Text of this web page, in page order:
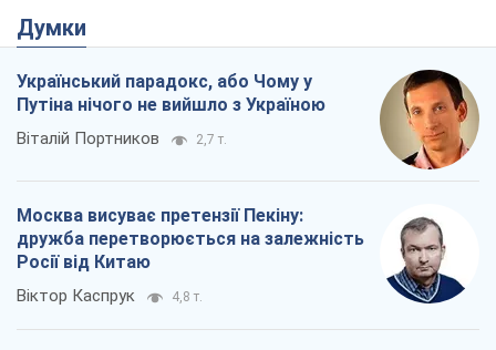
Думки
Український парадокс, або Чому у
Путіна нічого не вийшло з Україною
Віталій Портников 2,7 т.
Москва висуває претензії Пекіну:
дружба перетворюється на залежність
Росії від Китаю
Віктор Каспрук 4,8 т.